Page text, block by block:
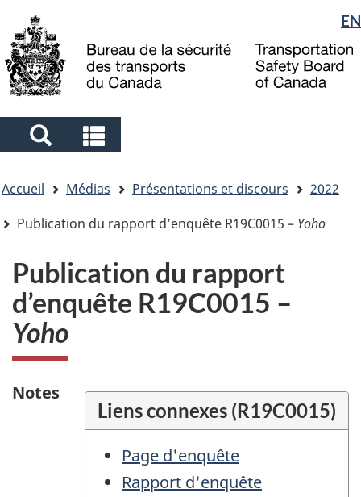
to
main
to
"About
government"
à
la
Sélection
de
la
langue
EN
Search
and
menus
and
menus
êtes
ici
Accueil Médias Présentations et discours
2022
Publication du rapport d’enquête R19C0015 – Yoho
Publication du rapport
d’enquête R19C0015 –
Yoho
Liens connexes (R19C0015)
Page d'enquête
Rapport d'enquête
Notes